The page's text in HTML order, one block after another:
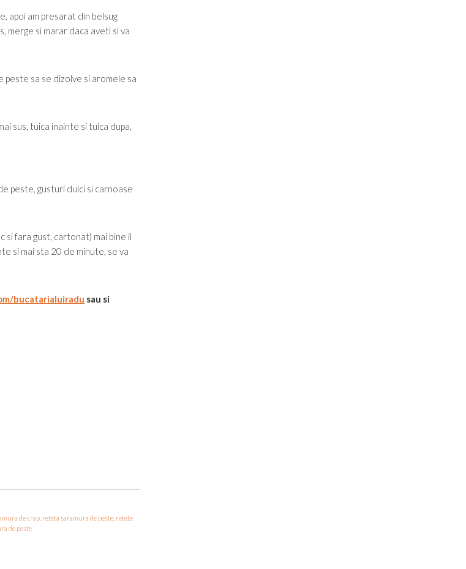
apoi am presarat din belsug
merge si marar daca aveti si va
peste sa se dizolve si aromele sa
sus, tuica inainte si tuica dupa,
peste, gusturi dulci si carnoase
si fara gust, cartonat) mai bine il
si mai sta 20 de minute, se va
bucatarialuiradu sau si
de crap reteta saramura de peste retete
de peste